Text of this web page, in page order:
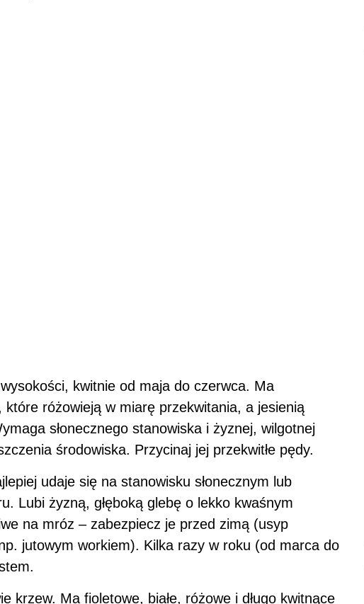
kwitnie od maja do czerwca. Ma
które różowieją w miarę przekwitania, a jesienią
słonecznego stanowiska i żyznej, wilgotnej
środowiska. Przycinaj jej przekwitłe pędy.
udaje się na stanowisku słonecznym lub
Lubi żyzną, głęboką glebę o lekko kwaśnym
na mróz – zabezpiecz je przed zimą (usyp
jutowym workiem). Kilka razy w roku (od marca do
krzew. Ma fioletowe, białe, różowe i długo kwitnące